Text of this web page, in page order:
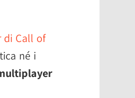
di Call of
né i